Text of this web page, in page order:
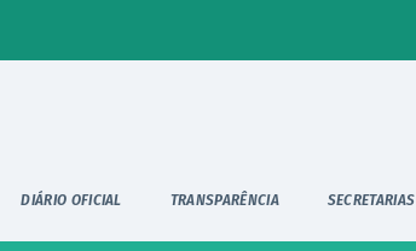
DIÁRIO OFICIAL TRANSPARÊNCIA SECRETARIAS